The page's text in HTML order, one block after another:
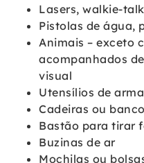
Lasers, walkie-
Pistolas de água,
Animais – exceto
acompanhados
visual
Utensílios de
Cadeiras ou
Bastão para tirar
Buzinas de ar
Mochilas ou